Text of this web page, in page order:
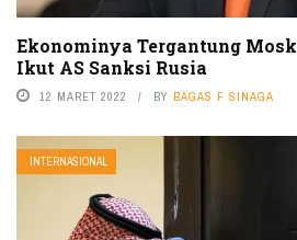
Ekonominya Tergantung
Ikut AS Sanksi Rusia
12 MARET 2022 BY BAGAS F SINAGA
INTERNASIONAL